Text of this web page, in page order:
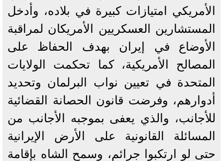
الأمريكي امتيازات كبيرة في بلاده، وأدخل
المستشارين العسكريين الأمريكان لمراقبة
الأوضاع في إيران بهدف الحفاظ على
المصالح الأمريكية، كما تحكمت الولايات
المتحدة في تعيين نواب البرلمان وتحديد
أدوارهم، وفرضت قانون الحصانة القضائية
للأجانب، والذي يعفى بموجبه الأجانب من
المسائلة القانونية على الأرض الإيرانية
حتى لو ارتكبوا جرائم، وسمح الشاه بإقامة